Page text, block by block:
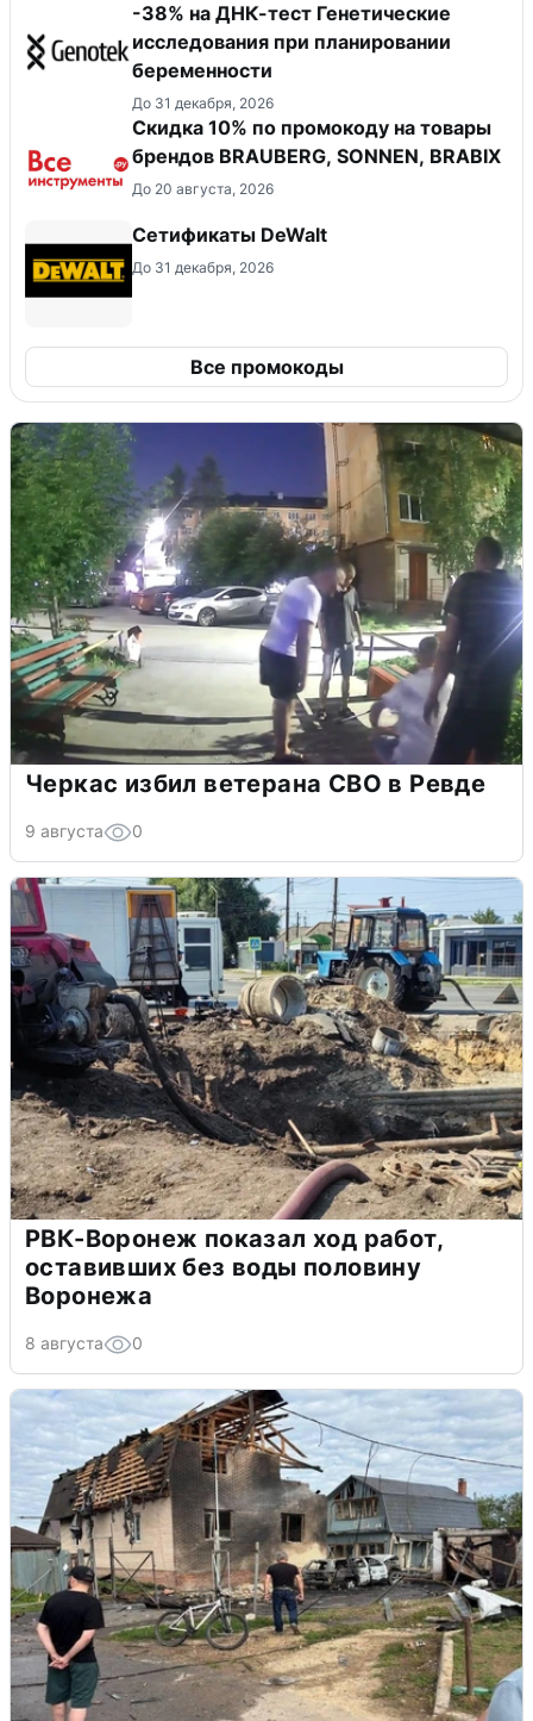
-38% на ДНК-тест Генетические
исследования при планировании
беременности
До 31 декабря, 2026
Скидка 10% по промокоду на товары
брендов BRAUBERG, SONNEN, BRABIX
До 20 августа, 2026
Сетификаты DeWalt
До 31 декабря, 2026
Все промокоды
Черкас избил ветерана СВО в Ревде
9 августа 0
РВК-Воронеж показал ход работ,
оставивших без воды половину
Воронежа
8 августа 0